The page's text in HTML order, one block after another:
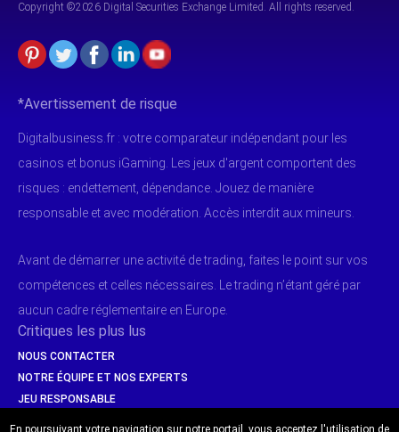
Copyright ©2026 Digital Securities Exchange Limited. All rights reserved.
*Avertissement de risque
Digitalbusiness.fr : votre comparateur indépendant pour les
casinos et bonus iGaming. Les jeux d'argent comportent des
risques : endettement, dépendance. Jouez de manière
responsable et avec modération. Accès interdit aux mineurs.
Avant de démarrer une activité de trading, faites le point sur vos
compétences et celles nécessaires. Le trading n’étant géré par
aucun cadre réglementaire en Europe.
Critiques les plus lus
NOUS CONTACTER
NOTRE ÉQUIPE ET NOS EXPERTS
JEU RESPONSABLE
En poursuivant votre navigation sur notre portail, vous acceptez l'utilisation de